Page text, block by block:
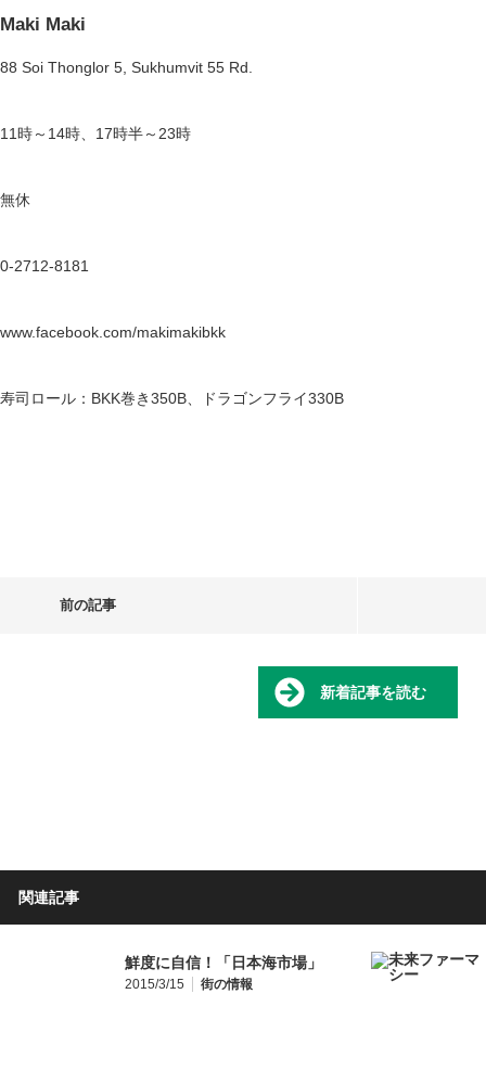
Maki Maki
88 Soi Thonglor 5, Sukhumvit 55 Rd.
11時～14時、17時半～23時
無休
0-2712-8181
www.facebook.com/makimakibkk
寿司ロール：BKK巻き350B、ドラゴンフライ330B
前の記事
新着記事を読む
関連記事
鮮度に自信！「日本海市場」
2015/3/15 街の情報